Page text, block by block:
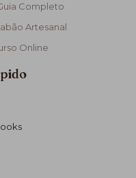
Completo
Artesanal
Online